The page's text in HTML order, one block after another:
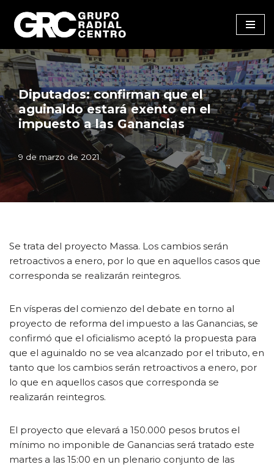
Saltar
al
contenido
Diputados: confirman que el
aguinaldo estará exento en el
impuesto a las Ganancias
9 de marzo de 2021
Se trata del proyecto Massa. Los cambios serán
retroactivos a enero, por lo que en aquellos casos que
corresponda se realizarán reintegros.
En vísperas del comienzo del debate en torno al
proyecto de reforma del impuesto a las Ganancias, se
confirmó que el oficialismo aceptó la propuesta para
que el aguinaldo no se vea alcanzado por el tributo, en
tanto que los cambios serán retroactivos a enero, por
lo que en aquellos casos que corresponda se
realizarán reintegros.
El proyecto que elevará a 150.000 pesos brutos el
mínimo no imponible de Ganancias será tratado este
martes a las 15:00 en un plenario conjunto de las